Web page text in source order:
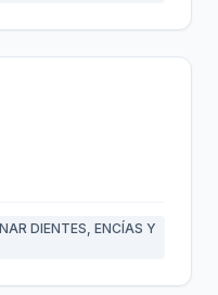
DIENTES, ENCÍAS Y